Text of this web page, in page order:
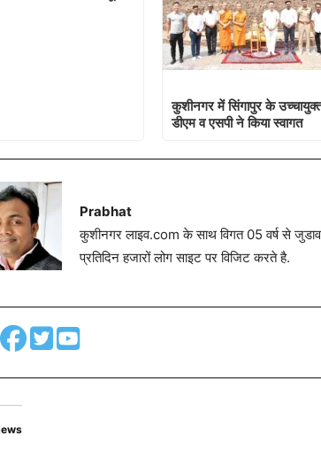
कुशीनगर में सिंगापुर के
डीएम व एसपी ने किया स्वागत
Prabhat
कुशीनगर लाइव.com के साथ विगत 05 वर्ष से
प्रतिदिन हजारों लोग साइट पर विजिट करते है.